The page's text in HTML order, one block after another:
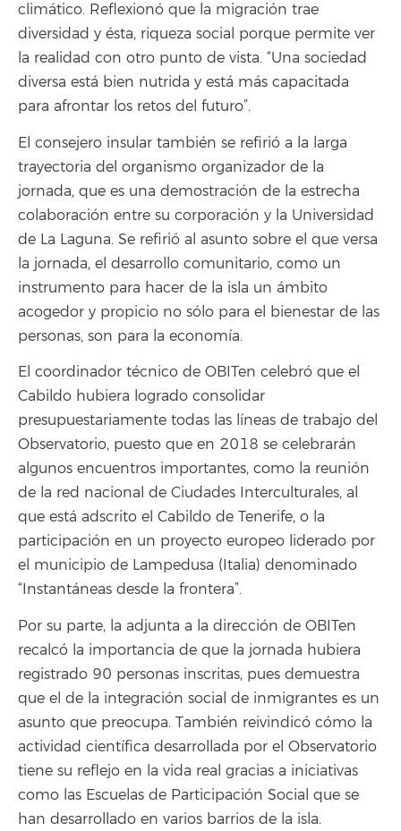
climático. Reflexionó que la migración trae
diversidad y ésta, riqueza social porque permite ver
la realidad con otro punto de vista. “Una sociedad
diversa está bien nutrida y está más capacitada
para afrontar los retos del futuro”.
El consejero insular también se refirió a la larga
trayectoria del organismo organizador de la
jornada, que es una demostración de la estrecha
colaboración entre su corporación y la Universidad
de La Laguna. Se refirió al asunto sobre el que versa
la jornada, el desarrollo comunitario, como un
instrumento para hacer de la isla un ámbito
acogedor y propicio no sólo para el bienestar de las
personas, son para la economía.
El coordinador técnico de OBITen celebró que el
Cabildo hubiera logrado consolidar
presupuestariamente todas las líneas de trabajo del
Observatorio, puesto que en 2018 se celebrarán
algunos encuentros importantes, como la reunión
de la red nacional de Ciudades Interculturales, al
que está adscrito el Cabildo de Tenerife, o la
participación en un proyecto europeo liderado por
el municipio de Lampedusa (Italia) denominado
“Instantáneas desde la frontera”.
Por su parte, la adjunta a la dirección de OBITen
recalcó la importancia de que la jornada hubiera
registrado 90 personas inscritas, pues demuestra
que el de la integración social de inmigrantes es un
asunto que preocupa. También reivindicó cómo la
actividad científica desarrollada por el Observatorio
tiene su reflejo en la vida real gracias a iniciativas
como las Escuelas de Participación Social que se
han desarrollado en varios barrios de la isla.